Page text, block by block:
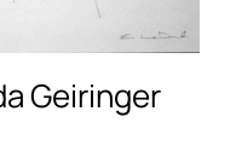
Geiringer